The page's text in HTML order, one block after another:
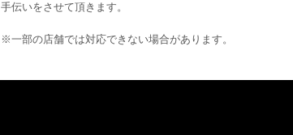
手伝いをさせて頂きます。
※一部の店舗では対応できない場合があります。